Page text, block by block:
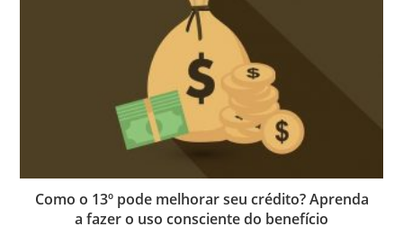
Como o 13º pode melhorar seu crédito? Aprenda
a fazer o uso consciente do benefício